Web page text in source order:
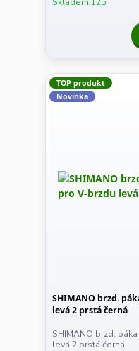
TOP produkt
Novinka
SHIMANO brzd.
levá 2 prstá černá
SHIMANO brzd.
levá 2 prstá černá